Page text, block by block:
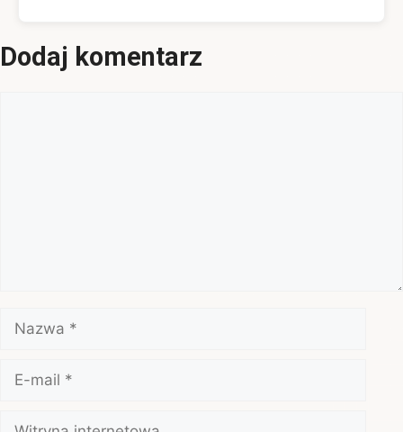
Dodaj komentarz
Nazwa
mail
Witryna